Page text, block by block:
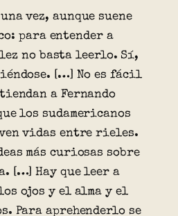
vez, aunque suene
para entender a
no basta leerlo. Sí,
[…] No es fácil
a Fernando
los sudamericanos
vidas entre rieles.
más curiosas sobre
[…] Hay que leer a
ojos y el alma y el
Para aprehenderlo se